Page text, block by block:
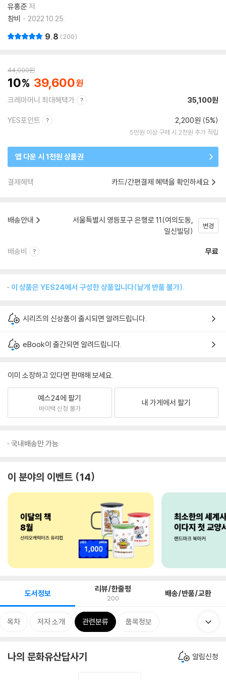
유홍준 저
창비
2022.10.25.
9.8 200
44,000원
10 39,600
크레마머니 최대혜택가 35,100원
YES포인트 2,200원 (5%)
5만원 이상 구매 시 2천원 추가 적립
앱 다운 시 1천원 상품권
결제혜택 카드/간편결제 혜택을 확인하세요
배송안내
서울특별시 영등포구 은행로 11(여의도동,
일신빌딩)
변경
배송비 무료
이 상품은 YES24에서 구성한 상품입니다(낱개 반품 불가).
시리즈의 신상품이 출시되면 알려드립니다.
eBook이 출간되면 알려드립니다.
이미 소장하고 있다면 판매해 보세요.
예스24에 팔기
바이백 신청 불가
내 가게에서 팔기
국내배송만 가능
이 분야의 이벤트 14
도서정보 리뷰/한줄평
200 배송/반품/교환
목차 저자 소개 관련분류 품목정보
나의 문화유산답사기 알림신청